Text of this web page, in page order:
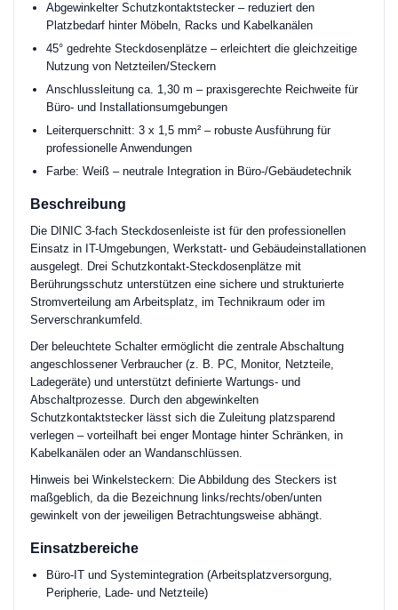
Abgewinkelter Schutzkontaktstecker – reduziert den
Platzbedarf hinter Möbeln, Racks und Kabelkanälen
45° gedrehte Steckdosenplätze – erleichtert die gleichzeitige
Nutzung von Netzteilen/Steckern
Anschlussleitung ca. 1,30 m – praxisgerechte Reichweite für
Büro- und Installationsumgebungen
Leiterquerschnitt: 3 x 1,5 mm² – robuste Ausführung für
professionelle Anwendungen
Farbe: Weiß – neutrale Integration in Büro-/Gebäudetechnik
Beschreibung
Die DINIC 3-fach Steckdosenleiste ist für den professionellen
Einsatz in IT-Umgebungen, Werkstatt- und Gebäudeinstallationen
ausgelegt. Drei Schutzkontakt-Steckdosenplätze mit
Berührungsschutz unterstützen eine sichere und strukturierte
Stromverteilung am Arbeitsplatz, im Technikraum oder im
Serverschrankumfeld.
Der beleuchtete Schalter ermöglicht die zentrale Abschaltung
angeschlossener Verbraucher (z. B. PC, Monitor, Netzteile,
Ladegeräte) und unterstützt definierte Wartungs- und
Abschaltprozesse. Durch den abgewinkelten
Schutzkontaktstecker lässt sich die Zuleitung platzsparend
verlegen – vorteilhaft bei enger Montage hinter Schränken, in
Kabelkanälen oder an Wandanschlüssen.
Hinweis bei Winkelsteckern: Die Abbildung des Steckers ist
maßgeblich, da die Bezeichnung links/rechts/oben/unten
gewinkelt von der jeweiligen Betrachtungsweise abhängt.
Einsatzbereiche
Büro-IT und Systemintegration (Arbeitsplatzversorgung,
Peripherie, Lade- und Netzteile)